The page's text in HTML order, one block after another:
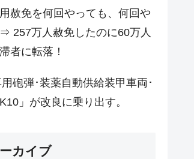
赦免を何回やっても、何回や
257万人赦免したのに60万人
者に転落！
砲弾･装薬自動供給装甲車両･
」が改良に乗り出す。
カイブ